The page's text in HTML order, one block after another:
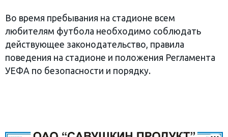
Во время пребывания на стадионе всем
любителям футбола необходимо соблюдать
действующее законодательство, правила
поведения на стадионе и положения Регламента
УЕФА по безопасности и порядку.